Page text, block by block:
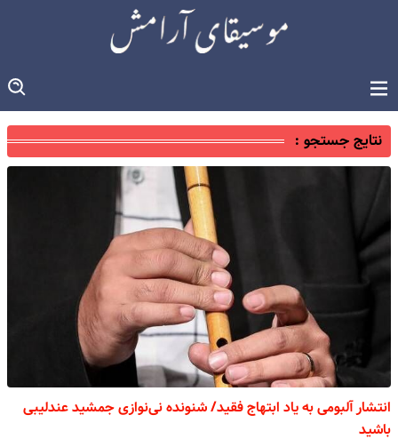
نتایج جستجو :
انتشار آلبومی به یاد ابتهاج فقید/ شنونده نی‌نوازی جمشید عندلیبی
باشید